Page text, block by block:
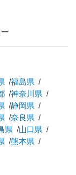
福島県
神奈川県
静岡県
奈良県
県
山口県
熊本県